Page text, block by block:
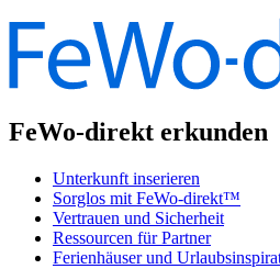
FeWo-direkt erkunden
Unterkunft inserieren
Sorglos mit FeWo-direkt™
Vertrauen und Sicherheit
Ressourcen für Partner
Ferienhäuser und